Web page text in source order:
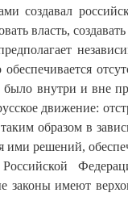
создавал
власть,
обеспечивается
внутри и вне
движение:
образом в
ими решений,
Российской
законы имеют